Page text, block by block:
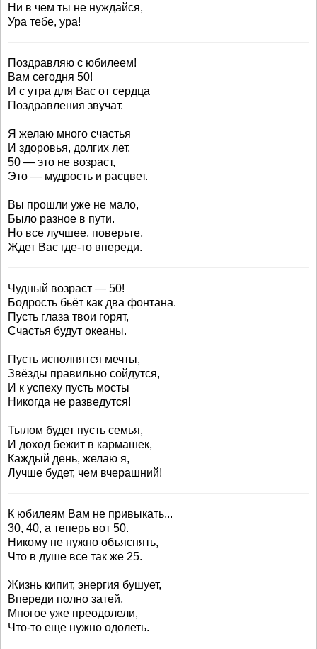
Ни в чем ты не нуждайся,
Ура тебе, ура!
Поздравляю с юбилеем!
Вам сегодня 50!
И с утра для Вас от сердца
Поздравления звучат.
Я желаю много счастья
И здоровья, долгих лет.
50 — это не возраст,
Это — мудрость и расцвет.
Вы прошли уже не мало,
Было разное в пути.
Но все лучшее, поверьте,
Ждет Вас где-то впереди.
Чудный возраст — 50!
Бодрость бьёт как два фонтана.
Пусть глаза твои горят,
Счастья будут океаны.
Пусть исполнятся мечты,
Звёзды правильно сойдутся,
И к успеху пусть мосты
Никогда не разведутся!
Тылом будет пусть семья,
И доход бежит в кармашек,
Каждый день, желаю я,
Лучше будет, чем вчерашний!
К юбилеям Вам не привыкать...
30, 40, а теперь вот 50.
Никому не нужно объяснять,
Что в душе все так же 25.
Жизнь кипит, энергия бушует,
Впереди полно затей,
Многое уже преодолели,
Что-то еще нужно одолеть.